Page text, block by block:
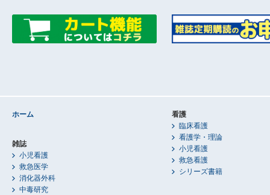
ホーム
雑誌
小児看護
救急医学
消化器外科
中毒研究
看護
臨床看護
看護学・理論
小児看護
救急看護
シリーズ書籍